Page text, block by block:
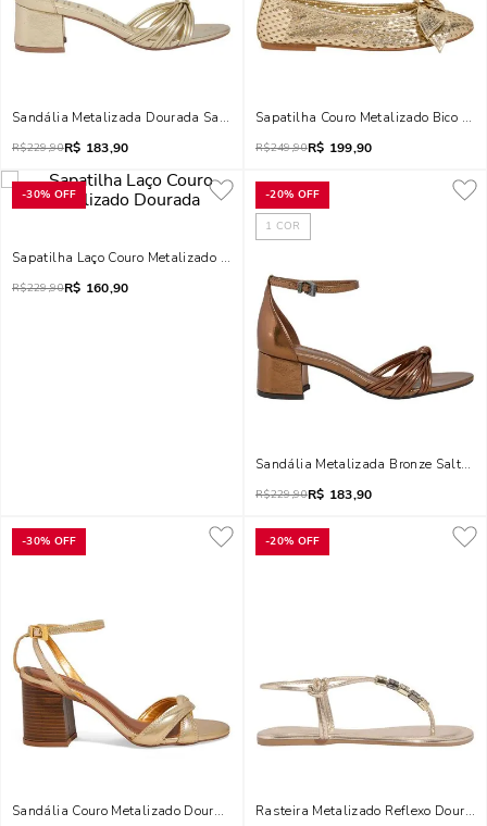
Sandália Metalizada Dourada Salto Baixo Bloco
R$229,90R$ 183,90
Sapatilha Couro Metalizado Bico
R$249,90R$ 199,90
-30% OFF
Sapatilha Laço Couro Metalizado Dourada
R$229,90R$ 160,90
-20% OFF
1 COR
Sandália Metalizada Bronze Salto
R$229,90R$ 183,90
-30% OFF
Sandália Couro Metalizado Dourado Salto Bloco
-20% OFF
Rasteira Metalizado Reflexo Dourado